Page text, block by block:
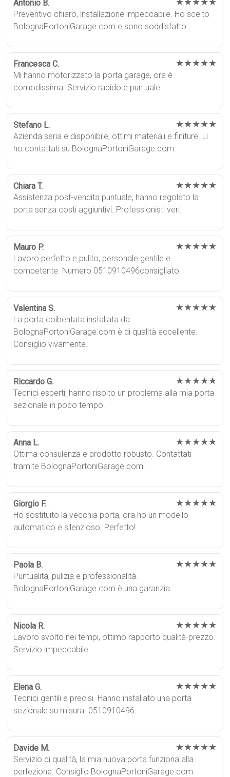
Antonio B. ★★★★★
Preventivo chiaro, installazione impeccabile. Ho scelto
BolognaPortoniGarage.com e sono soddisfatto.
Francesca C. ★★★★★
Mi hanno motorizzato la porta garage, ora è
comodissima. Servizio rapido e puntuale.
Stefano L. ★★★★★
Azienda seria e disponibile, ottimi materiali e finiture. Li
ho contattati su BolognaPortoniGarage.com.
Chiara T. ★★★★★
Assistenza post-vendita puntuale, hanno regolato la
porta senza costi aggiuntivi. Professionisti veri.
Mauro P. ★★★★★
Lavoro perfetto e pulito, personale gentile e
competente. Numero 0510910496consigliato.
Valentina S. ★★★★★
La porta coibentata installata da
BolognaPortoniGarage.com è di qualità eccellente.
Consiglio vivamente.
Riccardo G. ★★★★★
Tecnici esperti, hanno risolto un problema alla mia porta
sezionale in poco tempo.
Anna L. ★★★★★
Ottima consulenza e prodotto robusto. Contattati
tramite BolognaPortoniGarage.com.
Giorgio F. ★★★★★
Ho sostituito la vecchia porta, ora ho un modello
automatico e silenzioso. Perfetto!
Paola B. ★★★★★
Puntualità, pulizia e professionalità.
BolognaPortoniGarage.com è una garanzia.
Nicola R. ★★★★★
Lavoro svolto nei tempi, ottimo rapporto qualità-prezzo.
Servizio impeccabile.
Elena G. ★★★★★
Tecnici gentili e precisi. Hanno installato una porta
sezionale su misura. 0510910496.
Davide M. ★★★★★
Servizio di qualità, la mia nuova porta funziona alla
perfezione. Consiglio BolognaPortoniGarage.com.